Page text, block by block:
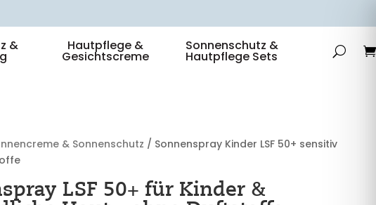
& Hautpflege &
Gesichtscreme
Sonnenschutz &
Hautpflege Sets
& Sonnenschutz / Sonnenspray Kinder LSF 50+ sensitiv
LSF 50+ für Kinder &